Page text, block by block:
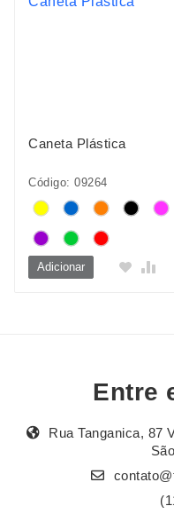
Caneta Plástica
Código: 09264
Adicionar
Entre
Rua Tanganica, 87